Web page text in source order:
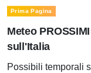
Prima Pagina
Meteo
sull'Italia
Possibili temporali